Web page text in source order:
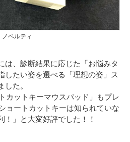
ノベルティ
は、診断結果に応じた「お悩みタ
したい姿を選べる「理想の姿」ス
た。
カットキーマウスパッド」もプレ
ョートカットキーは知られていな
！」と大変好評でした！！